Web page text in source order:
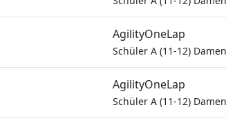
AgilityOneLap
Schüler A (11-12) Damen
AgilityOneLap
Schüler A (11-12) Damen